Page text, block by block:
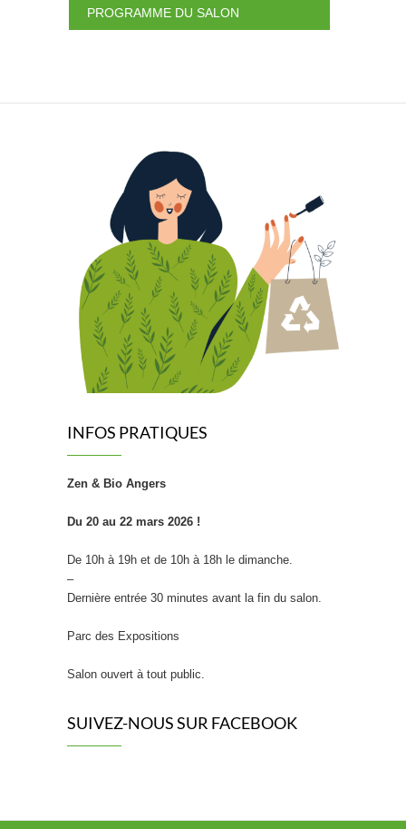
PROGRAMME DU SALON
INFOS PRATIQUES
Zen & Bio Angers
Du 20 au 22 mars 2026 !
De 10h à 19h et de 10h à 18h le dimanche.
–
Dernière entrée 30 minutes avant la fin du salon.
Parc des Expositions
Salon ouvert à tout public.
SUIVEZ-NOUS SUR FACEBOOK